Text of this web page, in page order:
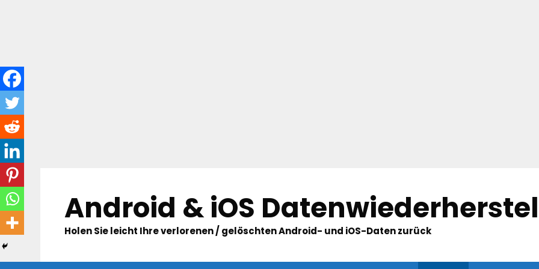
Skip
to
content
Android & iOS
Holen Sie leicht Ihre verlorenen / gelöschten Android- und iOS-Daten zurück